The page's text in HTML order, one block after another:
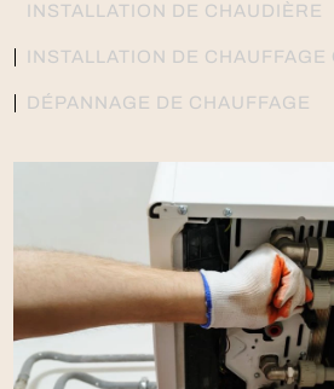
INSTALLATION DE CHAUDIÈRE
INSTALLATION DE CHAUFFAGE
DÉPANNAGE DE CHAUFFAGE